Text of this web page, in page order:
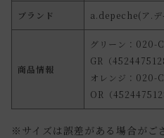
ブランド a.depeche(ア.デ
商品情報
グリーン：020-
GR（
オレンジ：020-
OR（
※サイズは誤差がある場合がご